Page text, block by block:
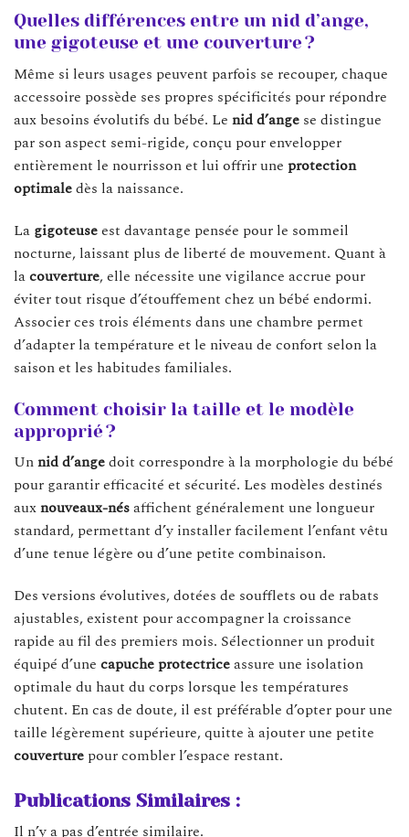
Quelles différences entre un nid d’ange,
une gigoteuse et une couverture ?
Même si leurs usages peuvent parfois se recouper, chaque
accessoire possède ses propres spécificités pour répondre
aux besoins évolutifs du bébé. Le nid d’ange se distingue
par son aspect semi-rigide, conçu pour envelopper
entièrement le nourrisson et lui offrir une protection
optimaledès la naissance.
La gigoteuseest davantage pensée pour le sommeil
nocturne, laissant plus de liberté de mouvement. Quant à
lacouverture, elle nécessite une vigilance accrue pour
éviter tout risque d’étouffement chez un bébé endormi.
Associer ces trois éléments dans une chambre permet
d’adapter la température et le niveau de confort selon la
saison et les habitudes familiales.
Comment choisir la taille et le modèle
approprié ?
Unnid d’angedoit correspondre à la morphologie du bébé
pour garantir efficacité et sécurité. Les modèles destinés
auxnouveaux-nésaffichent généralement une longueur
standard, permettant d’y installer facilement l’enfant vêtu
d’une tenue légère ou d’une petite combinaison.
Des versions évolutives, dotées de soufflets ou de rabats
ajustables, existent pour accompagner la croissance
rapide au fil des premiers mois. Sélectionner un produit
équipé d’une capuche protectriceassure une isolation
optimale du haut du corps lorsque les températures
chutent. En cas de doute, il est préférable d’opter pour une
taille légèrement supérieure, quitte à ajouter une petite
couverture pour combler l’espace restant.
Publications Similaires :
Il n’y a pas d’entrée similaire.